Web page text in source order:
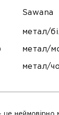
Sawana
метал/
метал/
метал/